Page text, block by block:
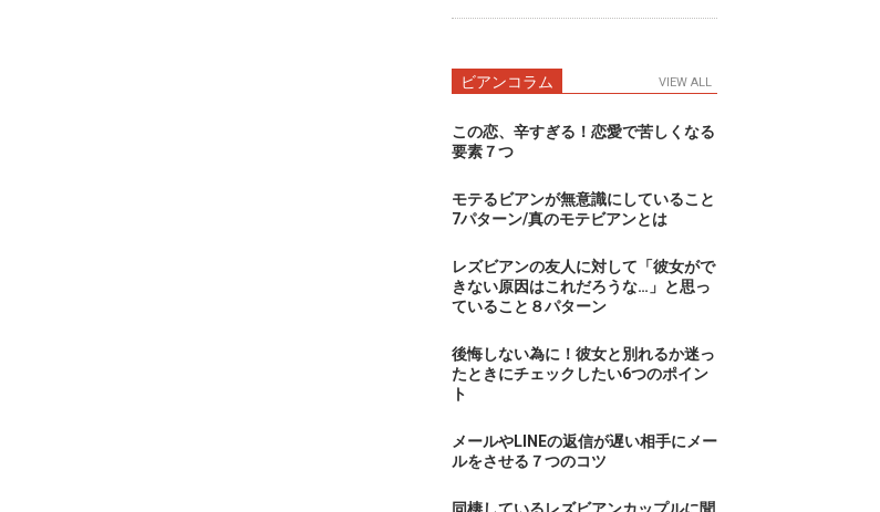
ビアンコラム VIEW ALL
この恋、辛すぎる！恋愛で苦しくなる
要素７つ
モテるビアンが無意識にしていること
7パターン/真のモテビアンとは
レズビアンの友人に対して「彼女がで
きない原因はこれだろうな…」と思っ
ていること８パターン
後悔しない為に！彼女と別れるか迷っ
たときにチェックしたい6つのポイン
ト
メールやLINEの返信が遅い相手にメー
ルをさせる７つのコツ